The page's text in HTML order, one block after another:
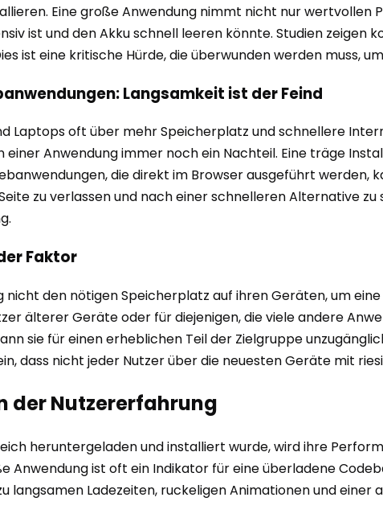
Eine große Anwendung nimmt nicht nur wertvollen
ist und den Akku schnell leeren könnte. Studien zeigen
ist eine kritische Hürde, die überwunden werden muss,
Langsamkeit ist der Feind
Laptops oft über mehr Speicherplatz und schnellere
Anwendung immer noch ein Nachteil. Eine träge
die direkt im Browser ausgeführt werden,
zu verlassen und nach einer schnelleren Alternative zu
Faktor
den nötigen Speicherplatz auf ihren Geräten, um
älterer Geräte oder für diejenigen, die viele andere
sie für einen erheblichen Teil der Zielgruppe
dass nicht jeder Nutzer über die neuesten Geräte mit
der Nutzererfahrung
heruntergeladen und installiert wurde, wird ihre
Anwendung ist oft ein Indikator für eine überladene
langsamen Ladezeiten, ruckeligen Animationen und einer